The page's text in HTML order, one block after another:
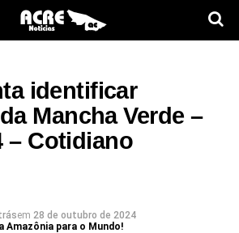
identificar
Mancha Verde –
– Cotidiano
em 28 de outubro de 2024
Amazônia para o Mundo!